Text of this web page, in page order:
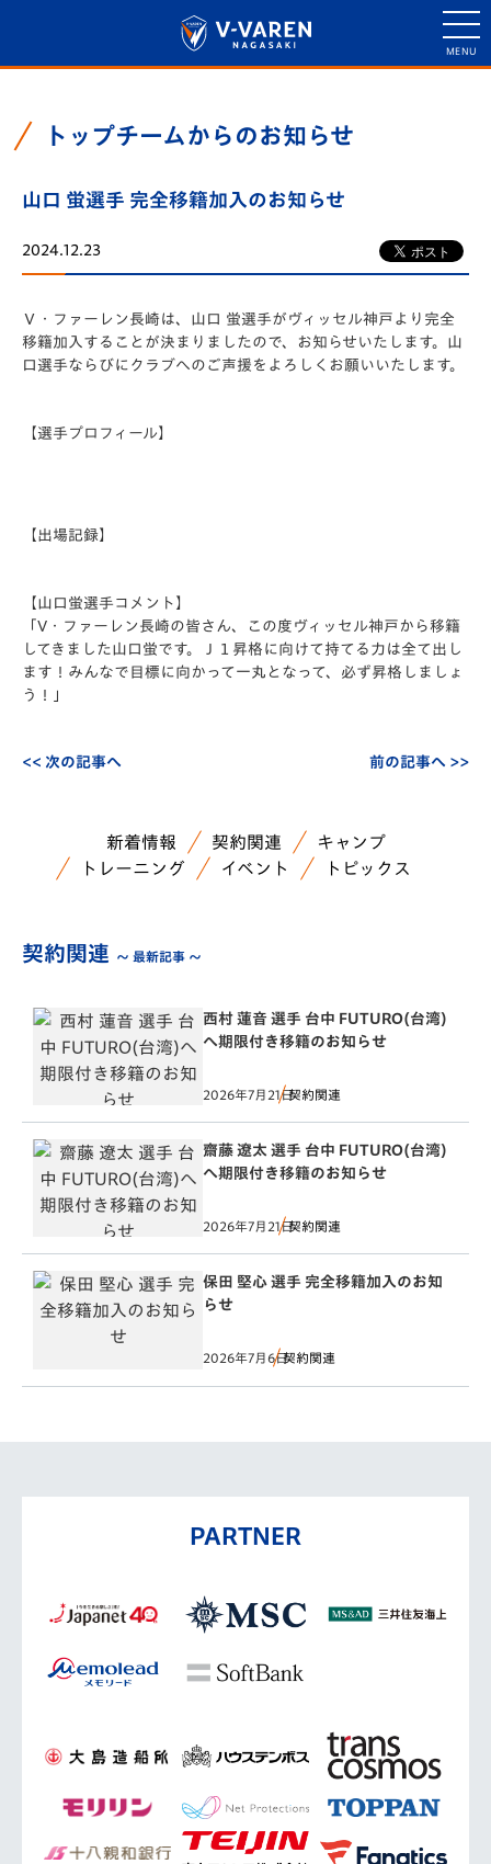
トップチームからのお知らせ
山口 蛍選手 完全移籍加入のお知らせ
2024.12.23
Ｖ・ファーレン長崎は、山口 蛍選手がヴィッセル神戸より完全
移籍加入することが決まりましたので、お知らせいたします。山
口選手ならびにクラブへのご声援をよろしくお願いいたします。
【選手プロフィール】
【出場記録】
【山口蛍選手コメント】
「V・ファーレン長崎の皆さん、この度ヴィッセル神戸から移籍
してきました山口蛍です。Ｊ１昇格に向けて持てる力は全て出し
ます！みんなで目標に向かって一丸となって、必ず昇格しましょ
う！」
<< 次の記事へ 前の記事へ >>
新着情報 契約関連
キャンプ
トレーニング
イベント トピックス
契約関連 ～ 最新記事 ～
西村 蓮音 選手 台中 FUTURO(台湾)
へ期限付き移籍のお知らせ
2026年7月21日契約関連
齋藤 遼太 選手 台中 FUTURO(台湾)
へ期限付き移籍のお知らせ
2026年7月21日契約関連
保田 堅心 選手 完全移籍加入のお知
らせ
2026年7月6日契約関連
PARTNER